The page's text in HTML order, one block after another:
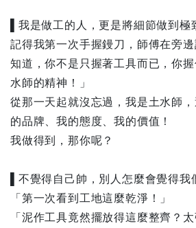
▌我是做工的人，更是將細節做到極
記得我第一次手握鏝刀，師傅在旁
知道，你不是只握著工具而已，你
水師的精神！」
從那一天起就沒忘過，我是土水師
的品牌、我的態度、我的價值！
我做得到，那你呢？
▌不覺得自己帥，別人怎麼會覺得我
「第一次看到工地這麼乾淨！」
「泥作工具竟然擺放得這麼整齊？太